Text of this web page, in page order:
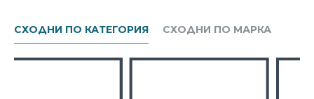
СХОДНИ ПО КАТЕГОРИЯ СХОДНИ ПО МАРКА